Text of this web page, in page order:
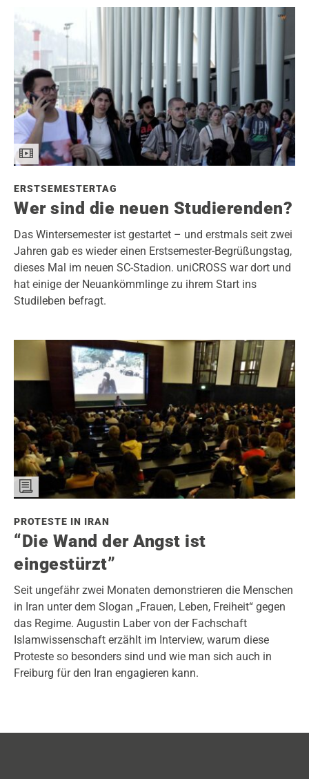
ERSTSEMESTERTAG
Wer sind die neuen Studierenden?
Das Wintersemester ist gestartet – und erstmals seit zwei
Jahren gab es wieder einen Erstsemester-Begrüßungstag,
dieses Mal im neuen SC-Stadion. uniCROSS war dort und
hat einige der Neuankömmlinge zu ihrem Start ins
Studileben befragt.
PROTESTE IN IRAN
“Die Wand der Angst ist
eingestürzt”
Seit ungefähr zwei Monaten demonstrieren die Menschen
in Iran unter dem Slogan „Frauen, Leben, Freiheit“ gegen
das Regime. Augustin Laber von der Fachschaft
Islamwissenschaft erzählt im Interview, warum diese
Proteste so besonders sind und wie man sich auch in
Freiburg für den Iran engagieren kann.